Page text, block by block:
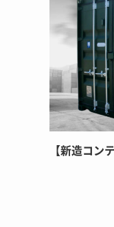
【新造コン